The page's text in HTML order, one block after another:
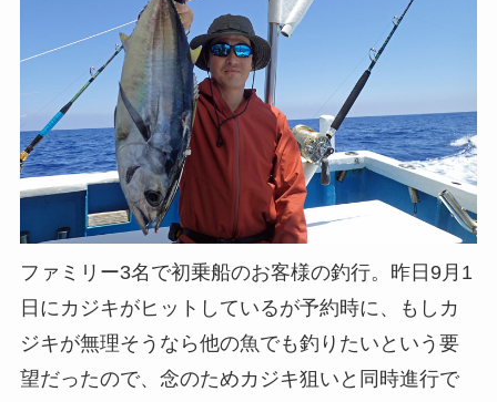
ファミリー3名で初乗船のお客様の釣行。昨日9月1
日にカジキがヒットしているが予約時に、もしカ
ジキが無理そうなら他の魚でも釣りたいという要
望だったので、念のためカジキ狙いと同時進行で